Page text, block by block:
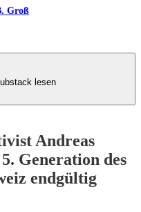
Groß
lesen
Andreas
Generation des
endgültig